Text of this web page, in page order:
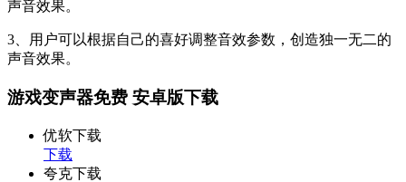
声音效果。
3、用户可以根据自己的喜好调整音效参数，创造独一无二的
声音效果。
游戏变声器免费 安卓版下载
优软下载
下载
夸克下载